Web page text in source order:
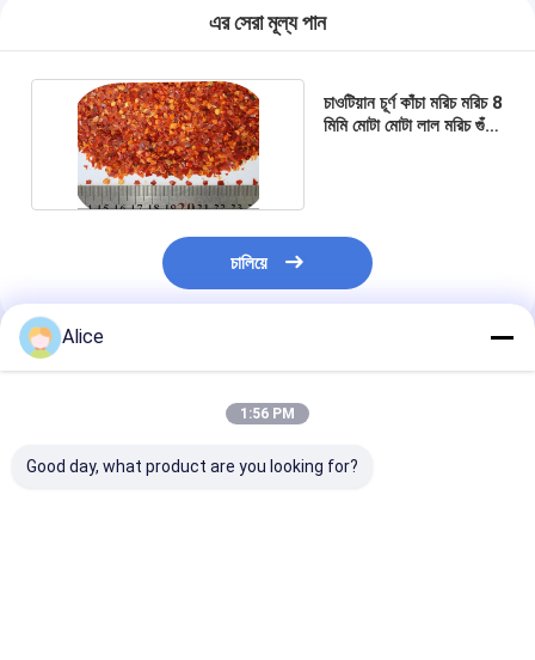
এর সেরা মূল্য পান
চাওটিয়ান চূর্ণ কাঁচা মরিচ মরিচ 8
মিমি মোটা মোটা লাল মরিচ গুঁড়ো
চালিয়ে
প্রস্তাবিত পণ্য
Alice
1:56 PM
Good day, what product are you looking for?